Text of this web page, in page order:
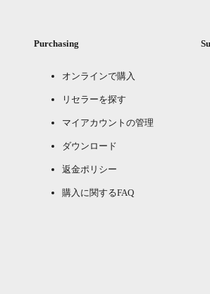
Purchasing
オンラインで購入
リセラーを探す
マイアカウントの管理
ダウンロード
返金ポリシー
購入に関するFAQ